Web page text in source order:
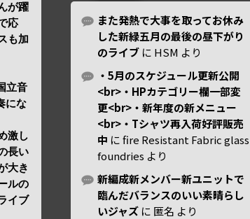
が躍
応
も加
立音
にな
激し
長い
大き
ルの
イブ
また発熱で大事を取ってお休み
した新緑五月の最後の昼下がり
のライブ に HSM より
・5月のスケジュール更新公開
<br>・HPカテゴリー欄一部変
更<br>・新年度の新メニュー
<br>・Tシャツ再入荷好評販売
中 にfire Resistant Fabric glass
foundries より
新編成新メンバー新ユニットで
臨んだバランスのいい素晴らし
いジャズ に 匿名 より